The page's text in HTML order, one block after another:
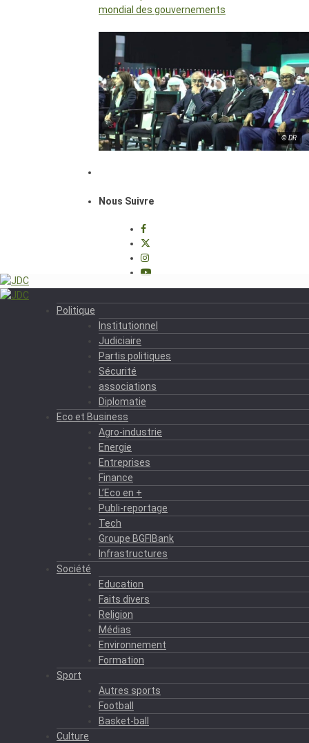
mondial des gouvernements
© DR
Nous Suivre
Politique
Institutionnel
Judiciaire
Partis politiques
Sécurité
associations
Diplomatie
Eco et Business
Agro-industrie
Energie
Entreprises
Finance
L’Eco en +
Publi-reportage
Tech
Groupe BGFIBank
Infrastructures
Société
Education
Faits divers
Religion
Médias
Environnement
Formation
Sport
Autres sports
Football
Basket-ball
Culture